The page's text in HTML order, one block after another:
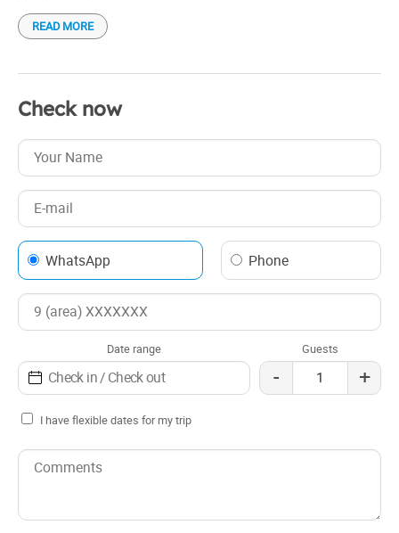
In addition, they have a cozy living room, a general
ensuring a comfortable stay at all times. For added
comfort, the cabins feature wood-burning heating,
providing a warm and cozy atmosphere, and are equipped
with WiFi and satellite TV to provide entertainment and
connectivity. They are the perfect place to enjoy a break
surrounded by nature and tranquility.
READ MORE
Check now
WhatsApp Phone
Date range Guests
- +
I have flexible dates for my trip